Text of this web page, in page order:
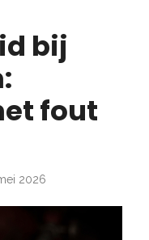
bij
fout
2026